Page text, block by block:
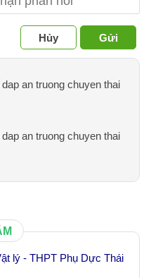
Hủy
Gửi
an truong chuyen thai
an truong chuyen thai
lý - THPT Phụ Dực Thái